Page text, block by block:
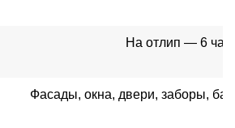
На отлип — 6
Фасады, окна, двери, заборы,